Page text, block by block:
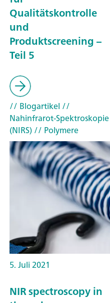
Qualitätskontrolle
und
Produktscreening –
Teil 5
// Blogartikel //
Nahinfrarot-Spektroskopie
(NIRS)// Polymere
5. Juli 2021
NIR spectroscopy in